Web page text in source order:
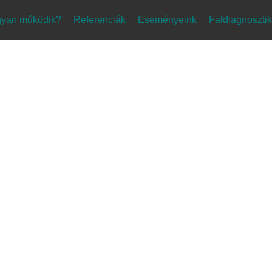
működik? Referenciák Eseményeink